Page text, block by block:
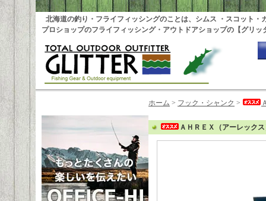
北海道の釣り・フライフィッシングのことは、シムス ・スコット・
プロショップのフライフィッシング・アウトドアショップの【グリッ
ホーム > フック・シャンク >
ＡＨＲＥＸ（アーレック